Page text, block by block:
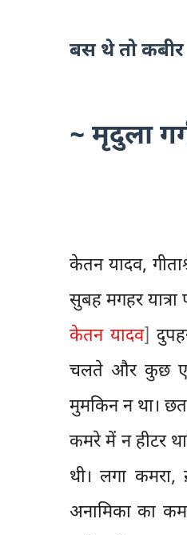
बस थे तो कबीर
~ मृदुला
केतन यादव,
सुबह मगहर
केतन यादव]
चलते और कुछ एक
मुमकिन न था।
कमरे में न हीटर
थी। लगा
अनामिका का